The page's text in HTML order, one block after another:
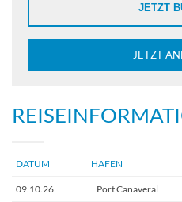
JETZT
JETZT
DATUM HAFEN
09.10.26 Port Canaveral